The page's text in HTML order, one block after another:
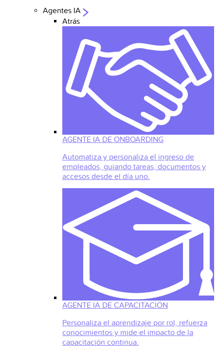
Agentes IA
Atrás
AGENTE IA DE ONBOARDING
Automatiza y personaliza el ingreso de
empleados, guiando tareas, documentos y
accesos desde el día uno.
AGENTE IA DE CAPACITACIÓN
Personaliza el aprendizaje por rol, refuerza
conocimientos y mide el impacto de la
capacitación continua.